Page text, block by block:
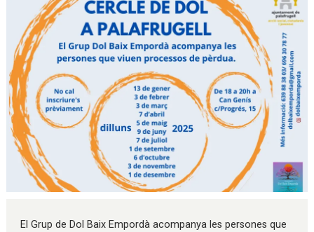
El Grup de Dol Baix Empordà acompanya les persones que